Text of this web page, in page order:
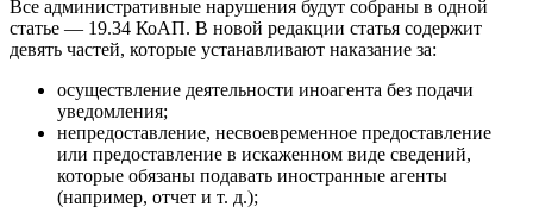
Все административные нарушения будут собраны в одной
статье — 19.34 КоАП. В новой редакции статья содержит
девять частей, которые устанавливают наказание за:
осуществление деятельности иноагента без подачи
уведомления;
непредоставление, несвоевременное предоставление
или предоставление в искаженном виде сведений,
которые обязаны подавать иностранные агенты
(например, отчет и т. д.);